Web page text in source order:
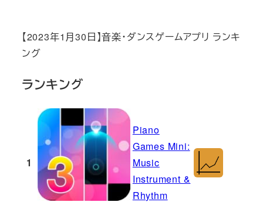
【2023年1月30日】音楽・ダンスゲームアプリ ランキ
ング
ランキング
1
Piano
Games Mini:
Music
Instrument &
Rhythm